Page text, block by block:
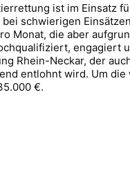
ist im Einsatz
schwierigen
Monat, die aber
engagiert
Rhein-Neckar, der
entlohnt wird. Um die
€.